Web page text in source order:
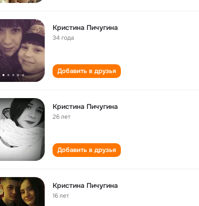
Кристина Пичугина
34 года
Добавить в друзья
Кристина Пичугина
26 лет
Добавить в друзья
Кристина Пичугина
16 лет